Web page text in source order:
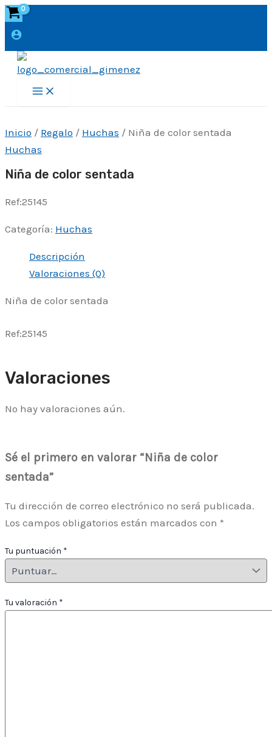
Ir
al
Main
Menu
Inicio / Regalo / Huchas / Niña de color sentada
Huchas
Niña de color sentada
Ref:25145
Categoría: Huchas
Descripción
Valoraciones (0)
Niña de color sentada
Ref:25145
Valoraciones
No hay valoraciones aún.
Sé el primero en valorar “Niña de color
sentada”
Tu dirección de correo electrónico no será publicada.
Los campos obligatorios están marcados con *
Tu puntuación *
Tu valoración *